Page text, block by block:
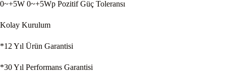
0~+5W 0~+5Wp Pozitif Güç Toleransı
Kolay Kurulum
*12 Yıl Ürün Garantisi
*30 Yıl Performans Garantisi